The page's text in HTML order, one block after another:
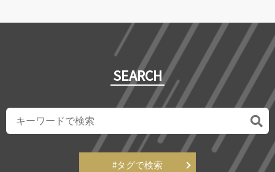
SEARCH
#タグで検索